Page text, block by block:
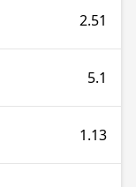
2.51
5.1
1.13